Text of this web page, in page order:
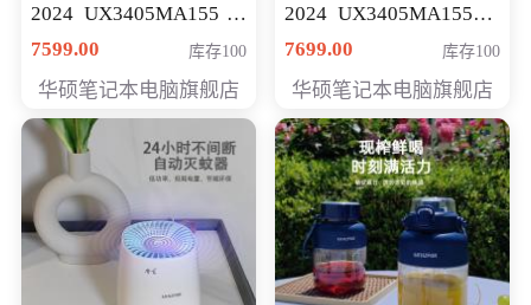
2024 UX3405MA155冰
川银 oled 智慧轻薄本 会
7599.00 库存100
华硕笔记本电脑旗舰店
2024 UX3405MA155夜
空蓝 oled 智慧轻薄本 会
7699.00 库存100
华硕笔记本电脑旗舰店